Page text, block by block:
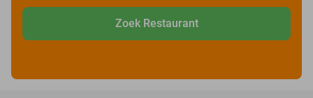
Zoek Restaurant